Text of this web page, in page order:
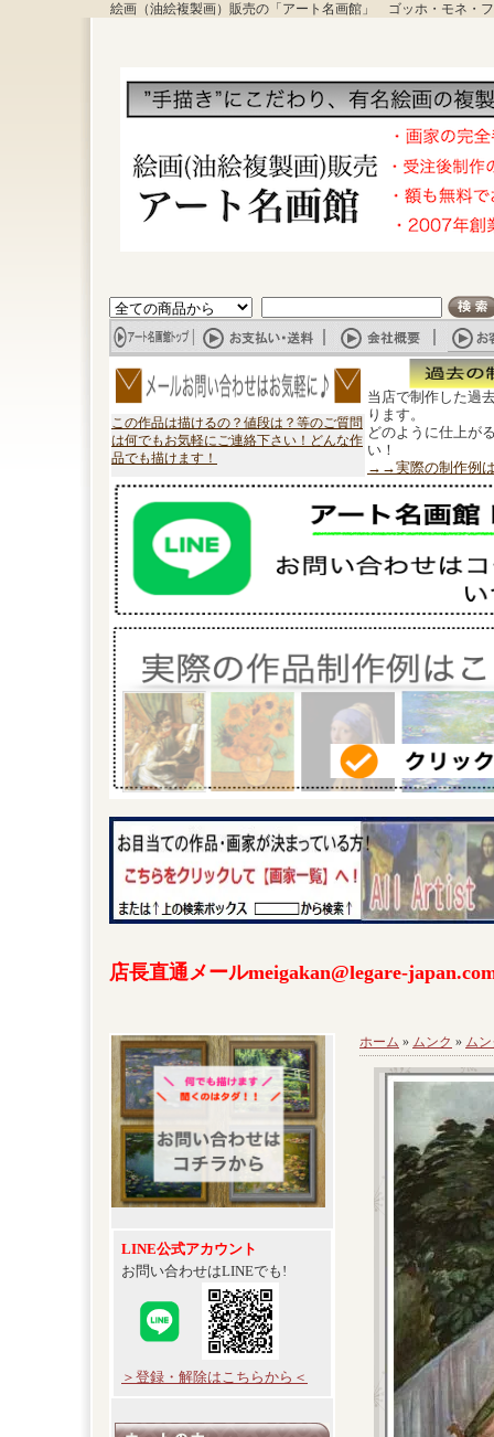
絵画（油絵複製画）販売の「アート名画館」 ゴッホ・モネ・
この作品は描けるの？値段は？等のご質問
は何でもお気軽にご連絡下さい！どんな作
品でも描けます！
当店で制作した過
ります。
どのように仕上が
い！
→→実際の制作例
店長直通メールmeigakan@legare-
LINE公式アカウント
お問い合わせはLINEでも!
＞登録・解除はこちらから＜
ホーム » ムンク » ム